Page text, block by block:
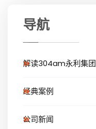
导航
解读304am永利集团
经典案例
公司新闻